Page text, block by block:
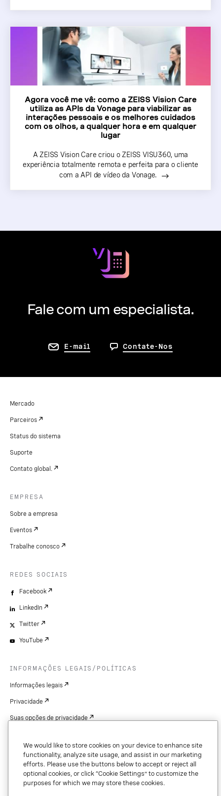
Agora você me vê: como a ZEISS Vision Care
utiliza as APIs da Vonage para viabilizar as
interações pessoais e os melhores cuidados
com os olhos, a qualquer hora e em qualquer
lugar
A ZEISS Vision Care criou o ZEISS VISU360, uma
experiência totalmente remota e perfeita para o cliente
com a API de vídeo da Vonage.
Fale com um especialista.
E-mail Contate-Nos
Mercado
Parceiros
Status do sistema
Suporte
Contato global.
EMPRESA
Sobre a empresa
Eventos
Trabalhe conosco
REDES SOCIAIS
Facebook
LinkedIn
Twitter
YouTube
INFORMAÇÕES LEGAIS/POLÍTICAS
Informações legais
Privacidade
Suas opções de privacidade
Patentes
Copyright
Segurança e confiança
We would like to store cookies on your device to enhance site
functionality, analyze site usage, and assist in our marketing
efforts. Please use the buttons below to accept or reject all
optional cookies, or click “Cookie Settings” to customize the
purposes for which we may store these cookies.